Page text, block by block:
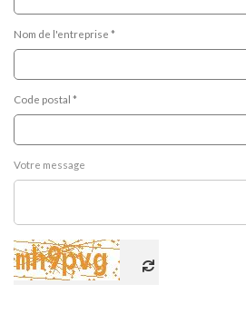
Nom de l'entreprise *
Code postal *
Votre message